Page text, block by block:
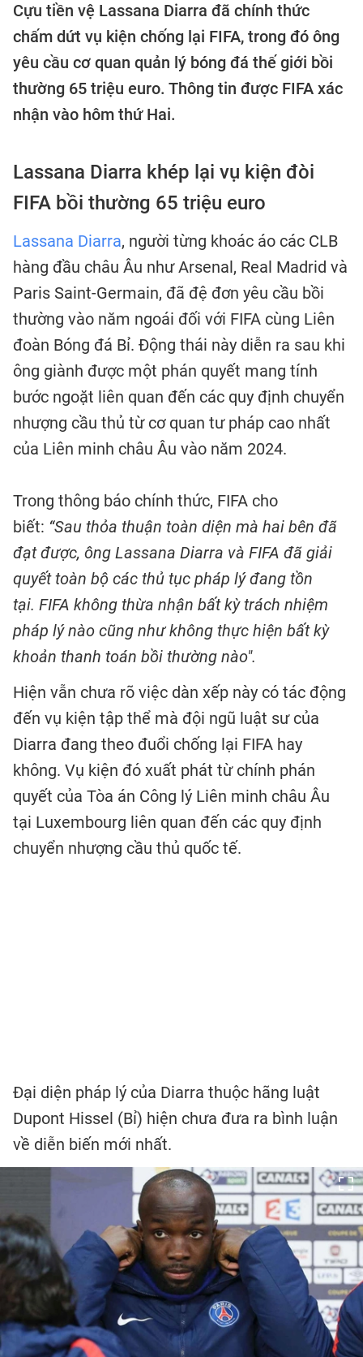
Cựu tiền vệ Lassana Diarra đã chính thức
chấm dứt vụ kiện chống lại FIFA, trong đó ông
yêu cầu cơ quan quản lý bóng đá thế giới bồi
thường 65 triệu euro. Thông tin được FIFA xác
nhận vào hôm thứ Hai.
Lassana Diarra khép lại vụ kiện đòi
FIFA bồi thường 65 triệu euro
Lassana Diarra, người từng khoác áo các CLB
hàng đầu châu Âu như Arsenal, Real Madrid và
Paris Saint-Germain, đã đệ đơn yêu cầu bồi
thường vào năm ngoái đối với FIFA cùng Liên
đoàn Bóng đá Bỉ. Động thái này diễn ra sau khi
ông giành được một phán quyết mang tính
bước ngoặt liên quan đến các quy định chuyển
nhượng cầu thủ từ cơ quan tư pháp cao nhất
của Liên minh châu Âu vào năm 2024.
Trong thông báo chính thức, FIFA cho
biết: “Sau thỏa thuận toàn diện mà hai bên đã
đạt được, ông Lassana Diarra và FIFA đã giải
quyết toàn bộ các thủ tục pháp lý đang tồn
tại. FIFA không thừa nhận bất kỳ trách nhiệm
pháp lý nào cũng như không thực hiện bất kỳ
khoản thanh toán bồi thường nào".
Hiện vẫn chưa rõ việc dàn xếp này có tác động
đến vụ kiện tập thể mà đội ngũ luật sư của
Diarra đang theo đuổi chống lại FIFA hay
không. Vụ kiện đó xuất phát từ chính phán
quyết của Tòa án Công lý Liên minh châu Âu
tại Luxembourg liên quan đến các quy định
chuyển nhượng cầu thủ quốc tế.
Đại diện pháp lý của Diarra thuộc hãng luật
Dupont Hissel (Bỉ) hiện chưa đưa ra bình luận
về diễn biến mới nhất.